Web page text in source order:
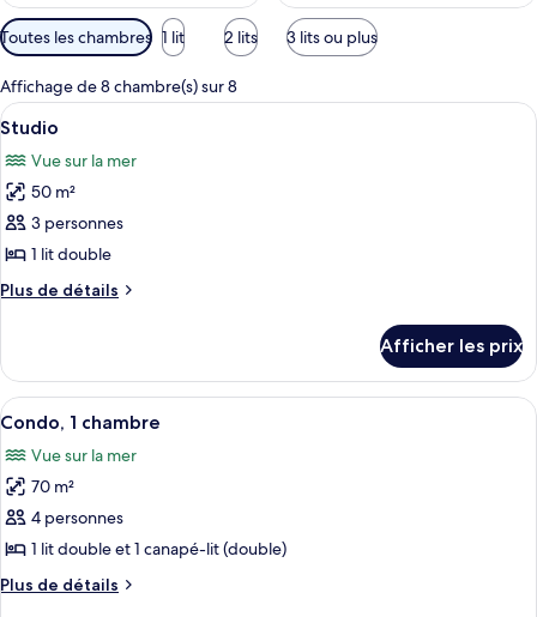
Filtres
disponibles
pour
les
chambres
Toutes les chambres 1 lit 2 lits 3 lits ou plus
Affichage de 8 chambre(s) sur 8
Afficher
toutes
les
photos
pour
ce
type
de
Studio
Un balcon avec une table et des
4
Studio
Vue sur la mer
50 m²
3 personnes
1 lit double
Plus de détails
Plus
Studio
Afficher les prix
Afficher
toutes
les
photos
pour
ce
type
de
Une chambre d’hôtel avec un lit,
4
Condo, 1 chambre
Vue sur la mer
70 m²
4 personnes
1 lit double et 1 canapé-lit (double)
Plus de détails
Plus